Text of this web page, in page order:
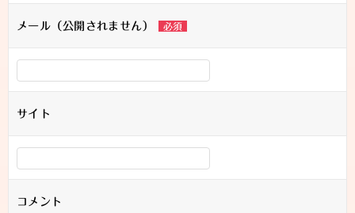
メール（公開されません） 必須
サイト
コメント